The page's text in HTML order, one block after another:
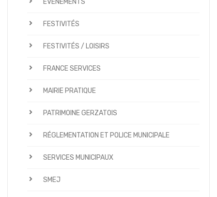
FESTIVITÉS
FESTIVITÉS / LOISIRS
FRANCE SERVICES
MAIRIE PRATIQUE
PATRIMOINE GERZATOIS
RÉGLEMENTATION ET POLICE MUNICIPALE
SERVICES MUNICIPAUX
SMEJ